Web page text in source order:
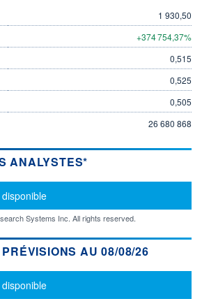
1 930,50
+374 754,37%
0,515
0,525
0,505
26 680 868
ANALYSTES*
Systems Inc. All rights reserved.
AU 08/08/26